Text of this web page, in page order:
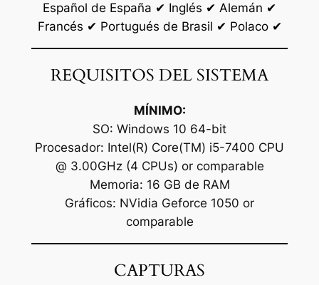
Español de España ✔ Inglés ✔ Alemán ✔
Francés ✔ Portugués de Brasil ✔ Polaco ✔
REQUISITOS DEL SISTEMA
MÍNIMO:
SO: Windows 10 64-bit
Procesador: Intel(R) Core(TM) i5-7400 CPU
@ 3.00GHz (4 CPUs) or comparable
Memoria: 16 GB de RAM
Gráficos: NVidia Geforce 1050 or
comparable
CAPTURAS